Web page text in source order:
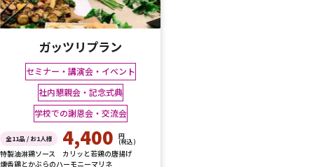
ガッツリプラン
セミナー・講演会・イベント
社内懇親会・記念式典
学校での謝恩会・交流会
全11品 / お1人様 4,400 円
(税込)
特製油淋鶏ソース カリッと若鶏の唐揚げ
燻香鶏とかぶらのハーモニーマリネ